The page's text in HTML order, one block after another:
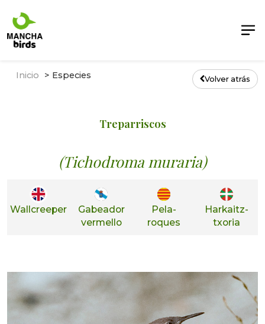
Inicio Especies Volver atrás
Treparriscos
(Tichodroma muraria)
Wallcreeper
Gabeador
vermello
Pela-
roques
Harkaitz-
txoria